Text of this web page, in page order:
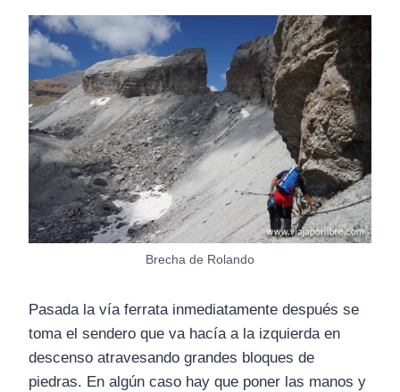
Brecha de Rolando
Pasada la vía ferrata inmediatamente después se
toma el sendero que va hacía a la izquierda en
descenso atravesando grandes bloques de
piedras. En algún caso hay que poner las manos y